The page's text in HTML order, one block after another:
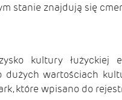
stanie znajdują się
kultury
wartościach
które wpisano do